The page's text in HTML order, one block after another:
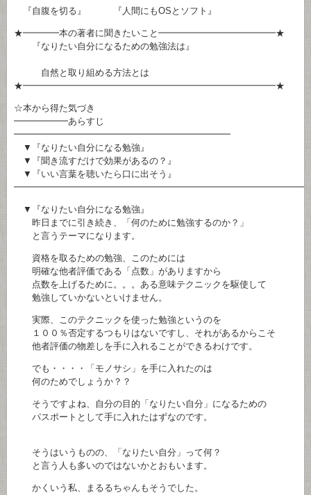
『自腹を切る』 『人間にもOSとソフト』
★━━━━本の著者に聞きたいこと━━━━━━━━━━━━━★
『なりたい自分になるための勉強法は』
自然と取り組める方法とは
★━━━━━━━━━━━━━━━━━━━━━━━━━━━━★
☆本から得た気づき
━━━━━━あらすじ
━━━━━━━━━━━━━━━━━━━━━━━━
▼『なりたい自分になる勉強』
▼『聞き流すだけで効果があるの？』
▼『いい言葉を聴いたら口に出そう』
▼『なりたい自分になる勉強』
昨日までに引き続き、「何のために勉強するのか？」
と言うテーマになります。
資格を取るための勉強、このためには
明確な他者評価である「点数」がありますから
点数を上げるために。。。ある意味テクニックを駆使して
勉強していかないといけません。
実際、このテクニックを使った勉強というのを
１００％否定するつもりはないですし、それがあるからこそ
他者評価の物差しを手に入れることができるわけです。
でも・・・・「モノサシ」を手に入れたのは
何のためでしょうか？？
そうですよね、自分の目的「なりたい自分」になるための
パスポートとして手に入れたはずなのです。
そうはいうものの、「なりたい自分」って何？
と言う人も多いのではないかとおもいます。
かくいう私、まるるちゃんもそうでした。